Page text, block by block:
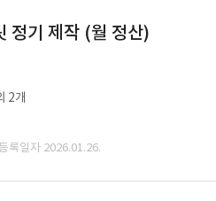
정기 제작 (월 정산)
2개
록일자 2026.01.26.